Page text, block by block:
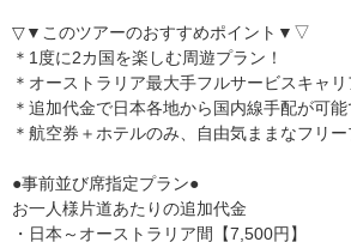
▽▼このツアーのおすすめポイント▼▽
＊1度に2カ国を楽しむ周遊プラン！
＊オーストラリア最大手フルサービスキャ
＊追加代金で日本各地から国内線手配が可能
＊航空券＋ホテルのみ、自由気ままなフリー
●事前並び席指定プラン●
お一人様片道あたりの追加代金
・日本～オーストラリア間【7,500円】